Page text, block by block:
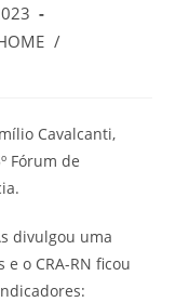
/
Cavalcanti,
Fórum de
divulgou uma
o CRA-RN ficou